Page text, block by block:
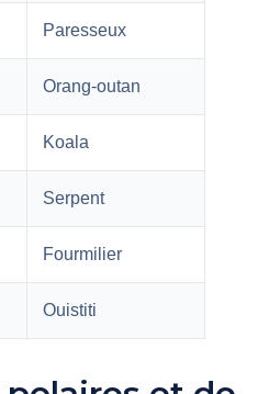
Paresseux
Orang-outan
Koala
Serpent
Fourmilier
Ouistiti